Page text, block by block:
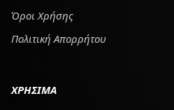
Όροι Χρήσης
Πολιτική Απορρήτου
ΧΡΗΣΙΜΑ